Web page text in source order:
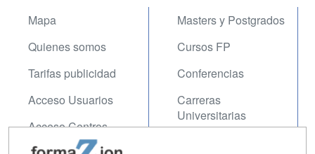
Mapa
Quienes somos
Tarifas publicidad
Acceso Usuarios
Acceso Centros
Masters y Postgrados
Cursos FP
Conferencias
Carreras
Universitarias